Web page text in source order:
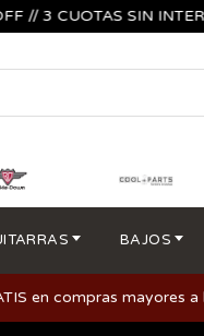
CUOTAS SIN
BAJOS
en compras mayores